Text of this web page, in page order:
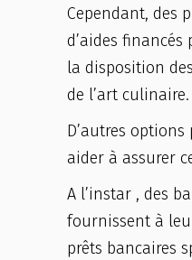
Cependant, des
d’aides financés
la disposition
de l’art culinaire.
D’autres
aider à assurer
A l’instar , des
fournissent à
prêts bancaires